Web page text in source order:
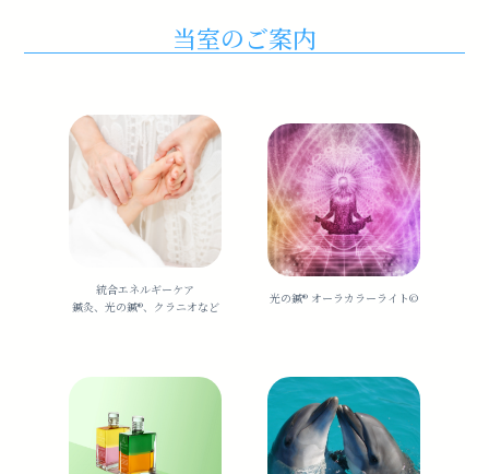
当室のご案内
統合エネルギーケア
鍼灸、光の鍼®︎、クラニオなど
光の鍼®️ オーラカラーライト©︎